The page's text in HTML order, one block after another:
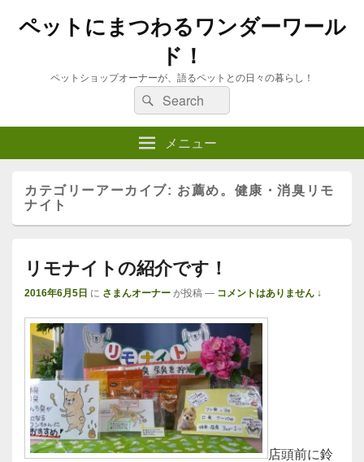
ペットにまつわるワンダーワール
ド！
ペットショップオーナーが、語るペットとの日々の暮らし！
検
索:
検
索
メニュー
カテゴリーアーカイブ: お薦め。健康・消臭リモ
ナイト
リモナイトの紹介です！
2016年6月5日 に さまんオーナー が投稿 — コメントはありません ↓
店頭前に鈴